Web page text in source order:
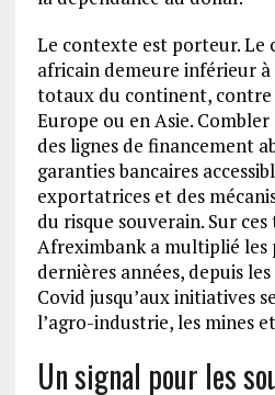
Le contexte est porteur. Le
africain demeure inférieur à
totaux du continent, contre
Europe ou en Asie.
des lignes de financement
garanties bancaires
exportatrices et des
du risque souverain. Sur
Afreximbank a multiplié les
dernières années, depuis
Covid jusqu’aux initiatives
l’agro-industrie, les mines
Un signal pour les